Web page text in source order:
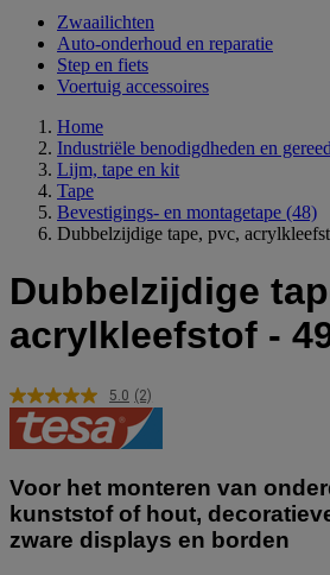
Zwaailichten
Auto-onderhoud en reparatie
Step en fiets
Voertuig accessoires
Home
Industriële benodigdheden en
Lijm, tape en kit
Tape
Bevestigings- en montagetape (48)
Dubbelzijdige tape, pvc,
Dubbelzijdige
acrylkleefstof -
5.0 Lees
2
beoordelingen.
paginalink.
(2)
Voor het monteren van
kunststof of hout,
zware displays en borden